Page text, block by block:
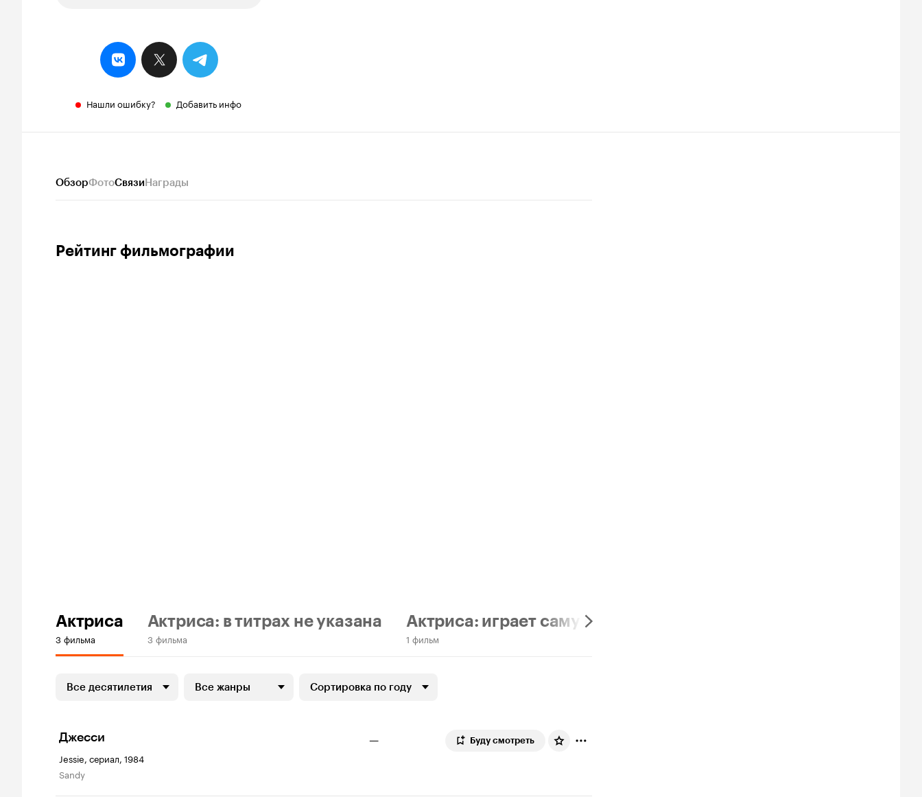
Нашли ошибку? Добавить инфо
ОбзорФотоСвязиНаграды
Рейтинг фильмографии
Актриса
3 фильма
Актриса: в титрах не указана
3 фильма
Актриса: играет саму себя
1 фильм
Все десятилетия Все жанры Сортировка по году
Джесси
Jessie, сериал, 1984
Sandy
— Буду смотреть